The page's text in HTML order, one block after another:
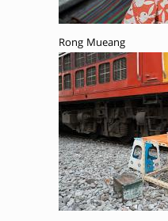
Rong Mueang